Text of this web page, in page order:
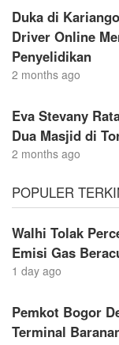
Duka di
Driver Online
Penyelidikan
2 months ago
Eva Stevany
Dua Masjid di
2 months ago
POPULER
Walhi Tolak
Emisi Gas
1 day ago
Pemkot Bogor
Terminal